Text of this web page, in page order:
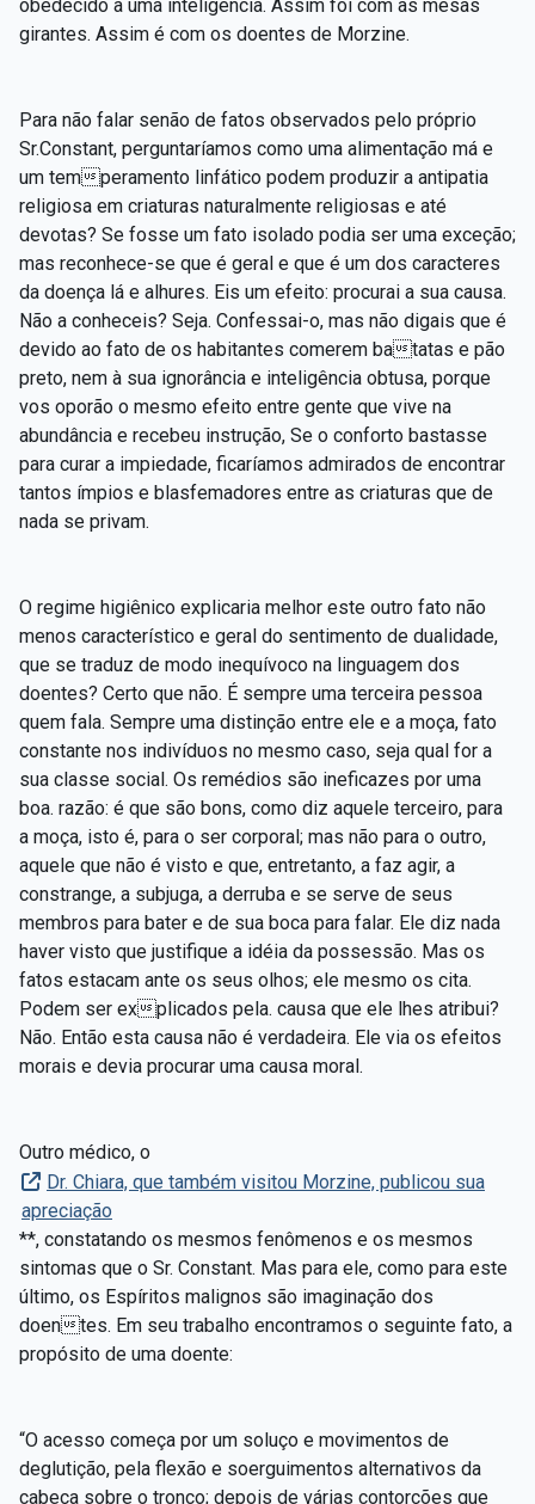
obedecido a uma inteligência. Assim foi com as mesas
girantes. Assim é com os doentes de Morzine.
Para não falar senão de fatos observados pelo próprio
Sr.Constant, perguntaríamos como uma alimentação má e
um temperamento linfático podem produzir a antipatia
religiosa em criaturas naturalmente religiosas e até
devotas? Se fosse um fato isolado podia ser uma exceção;
mas reconhece-se que é geral e que é um dos caracteres
da doença lá e alhures. Eis um efeito: procurai a sua causa.
Não a conheceis? Seja. Confessai-o, mas não digais que é
devido ao fato de os habitantes comerem batatas e pão
preto, nem à sua ignorância e inteligência obtusa, porque
vos oporão o mesmo efeito entre gente que vive na
abundância e recebeu instrução, Se o conforto bastasse
para curar a impiedade, ficaríamos admirados de encontrar
tantos ímpios e blasfemadores entre as criaturas que de
nada se privam.
O regime higiênico explicaria melhor este outro fato não
menos característico e geral do sentimento de dualidade,
que se traduz de modo inequívoco na linguagem dos
doentes? Certo que não. É sempre uma terceira pessoa
quem fala. Sempre uma distinção entre ele e a moça, fato
constante nos indivíduos no mesmo caso, seja qual for a
sua classe social. Os remédios são ineficazes por uma
boa. razão: é que são bons, como diz aquele terceiro, para
a moça, isto é, para o ser corporal; mas não para o outro,
aquele que não é visto e que, entretanto, a faz agir, a
constrange, a subjuga, a derruba e se serve de seus
membros para bater e de sua boca para falar. Ele diz nada
haver visto que justifique a idéia da possessão. Mas os
fatos estacam ante os seus olhos; ele mesmo os cita.
Podem ser explicados pela. causa que ele lhes atribui?
Não. Então esta causa não é verdadeira. Ele via os efeitos
morais e devia procurar uma causa moral.
Outro médico, o
Dr. Chiara, que também visitou Morzine, publicou sua
apreciação
**, constatando os mesmos fenômenos e os mesmos
sintomas que o Sr. Constant. Mas para ele, como para este
último, os Espíritos malignos são imaginação dos
doentes. Em seu trabalho encontramos o seguinte fato, a
propósito de uma doente:
“O acesso começa por um soluço e movimentos de
deglutição, pela flexão e soerguimentos alternativos da
cabeça sobre o tronco; depois de várias contorções que